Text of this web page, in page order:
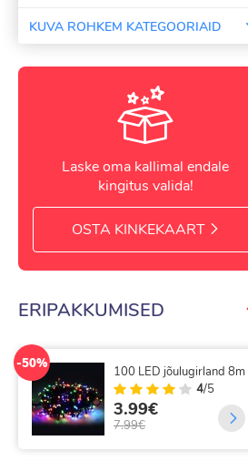
KUVA ROHKEM KATEGOORIAID
Laske oma kallimal endale
kingitus valida!
OSTA KINKEKAART
ERIPAKKUMISED
-44%
200 LED FLASH Jõulutuled
16m koos 31V adapteriga
13.99€